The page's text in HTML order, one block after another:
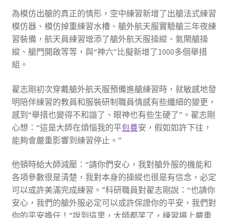
為模仿出艙的真正的情形，空中練習新增了出艙法式練習
模仿器、模仿掉重練習水槽、艙外航天服實驗艙三年夜練
習裝備，航天員練習增添了艙外航天服操縱、氣閘艙操
縱、艙門開啟等等，與“神六”比擬新增了1000多個舉措
組。
翟志剛初次穿戴艙外航天服預備進艙練習時，就敏感地發
明陪伴練習的教員和服裝研制職員情感有些纖細的變更，
感到“舉措也變得不和諧了、眼神也有些生硬了”。翟志剛
心想：“這是大師在煩惱我的平包養安，假如如許下往，
能夠會嚴重影響到練習停止。”
他頓時給大師減壓：“請你們安心，我對艙外服的機能和
各項參數很是清楚，我對本身的操縱也很是有信念，必定
可以或許美滿完成練習。”科研職員對翟志剛說：“也請你
安心，我們的艙外服必定可以或許保證你的平安，我們對
你的平安擔任！”說到這里，大師都笑了，練習場上嚴重